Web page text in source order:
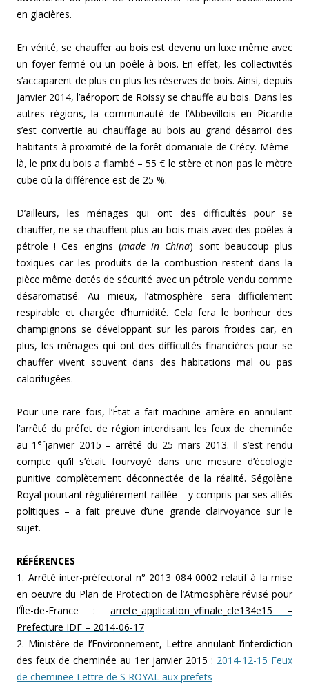
en glacières.
En vérité, se chauffer au bois est devenu un luxe même avec
un foyer fermé ou un poêle à bois. En effet, les collectivités
s’accaparent de plus en plus les réserves de bois. Ainsi, depuis
janvier 2014, l’aéroport de Roissy se chauffe au bois. Dans les
autres régions, la communauté de l’Abbevillois en Picardie
s’est convertie au chauffage au bois au grand désarroi des
habitants à proximité de la forêt domaniale de Crécy. Même-
là, le prix du bois a flambé – 55 € le stère et non pas le mètre
cube où la différence est de 25 %.
D’ailleurs, les ménages qui ont des difficultés pour se
chauffer, ne se chauffent plus au bois mais avec des poêles à
pétrole ! Ces engins (made in China) sont beaucoup plus
toxiques car les produits de la combustion restent dans la
pièce même dotés de sécurité avec un pétrole vendu comme
désaromatisé. Au mieux, l’atmosphère sera difficilement
respirable et chargée d’humidité. Cela fera le bonheur des
champignons se développant sur les parois froides car, en
plus, les ménages qui ont des difficultés financières pour se
chauffer vivent souvent dans des habitations mal ou pas
calorifugées.
Pour une rare fois, l’État a fait machine arrière en annulant
l’arrêté du préfet de région interdisant les feux de cheminée
au 1 erjanvier 2015 – arrêté du 25 mars 2013. Il s’est rendu
compte qu’il s’était fourvoyé dans une mesure d’écologie
punitive complètement déconnectée de la réalité. Ségolène
Royal pourtant régulièrement raillée – y compris par ses alliés
politiques – a fait preuve d’une grande clairvoyance sur le
sujet.
RÉFÉRENCES
1. Arrêté inter-préfectoral n° 2013 084 0002 relatif à la mise
en oeuvre du Plan de Protection de l’Atmosphère révisé pour
l’Île-de-France : arrete_application_vfinale_cle134e15 –
Prefecture IDF – 2014-06-17
2. Ministère de l’Environnement, Lettre annulant l’interdiction
des feux de cheminée au 1er janvier 2015 : 2014-12-15 Feux
de cheminee Lettre de S ROYAL aux prefets